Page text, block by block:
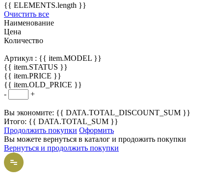
{{ ELEMENTS.length }}
Очистить все
Наименование
Цена
Количество
Артикул : {{ item.MODEL }}
{{ item.STATUS }}
{{ item.PRICE }}
{{ item.OLD_PRICE }}
-
+
Вы экономите: {{ DATA.TOTAL_DISCOUNT_SUM }}
Итого: {{ DATA.TOTAL_SUM }}
Продолжить покупки Оформить
Вы можете вернуться в каталог и продожить покупки
Вернуться и продолжить покупки